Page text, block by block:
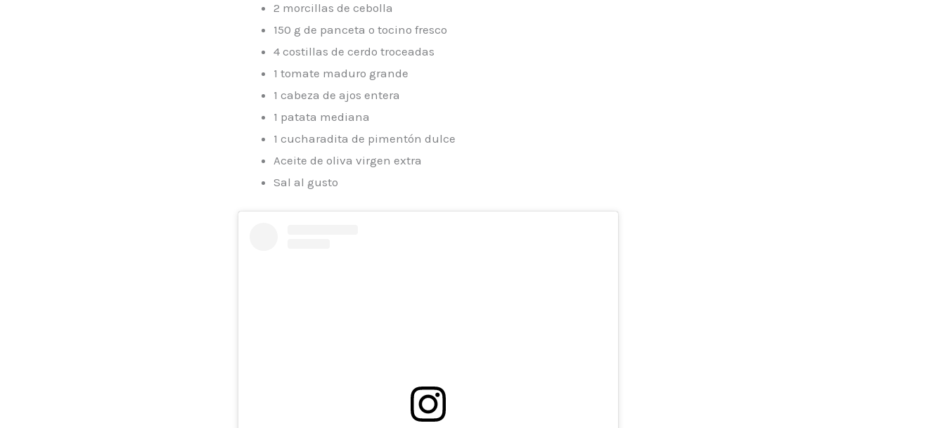
2 morcillas de cebolla
150 g de panceta o tocino fresco
4 costillas de cerdo troceadas
1 tomate maduro grande
1 cabeza de ajos entera
1 patata mediana
1 cucharadita de pimentón dulce
Aceite de oliva virgen extra
Sal al gusto